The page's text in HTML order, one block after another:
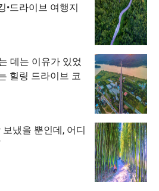
•드라이브 여행지
데는 이유가 있었
힐링 드라이브 코
냈을 뿐인데, 어디